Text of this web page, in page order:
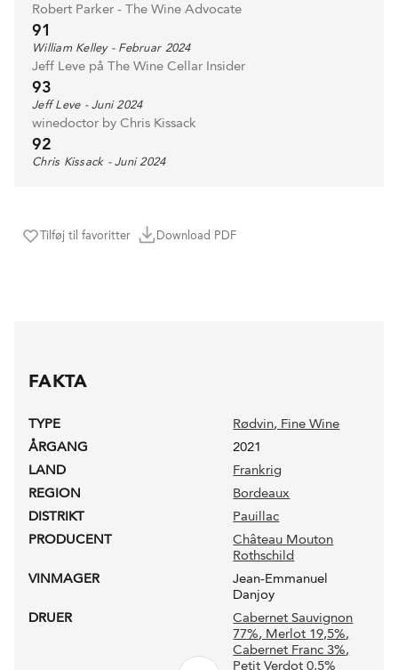
Tilføj til favoritter Download PDF
Robert Parker - The Wine Advocate
91
William Kelley - Februar 2024
Jeff Leve på The Wine Cellar Insider
93
Jeff Leve - Juni 2024
winedoctor by Chris Kissack
92
Chris Kissack - Juni 2024
FAKTA
TYPE Rødvin, Fine Wine
ÅRGANG
2021
LAND
Frankrig
REGION
Bordeaux
DISTRIKT
Pauillac
PRODUCENT
Château Mouton
Rothschild
VINMAGER
Jean-Emmanuel
Danjoy
DRUER
Cabernet Sauvignon
77%, Merlot 19,5%,
Cabernet Franc 3%,
Petit Verdot 0,5%